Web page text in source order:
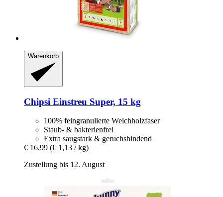
Warenkorb
Chipsi Einstreu Super, 15 kg
100% feingranulierte Weichholzfaser
Staub- & bakterienfrei
Extra saugstark & geruchsbindend
€ 16,99 (€ 1,13 / kg)
Zustellung bis 12. August